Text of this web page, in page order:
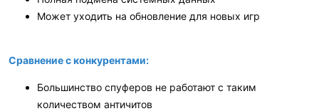
Может уходить на обновление для новых игр
Сравнение с конкурентами:
Большинство спуферов не работают с таким
количеством античитов